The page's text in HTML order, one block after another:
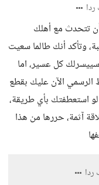
تتحدث مع أهلك
وتأكد أنك طالما سعيت
كل عسير، اما
الرسمي الآن عليك بقطع
استعطفتك بأي طريقة،
آثمة، حررها من هذا